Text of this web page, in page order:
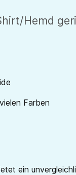
Hemd
Farben
ein